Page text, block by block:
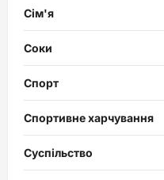
Сім'я
Соки
Спорт
Спортивне харчування
Суспільство